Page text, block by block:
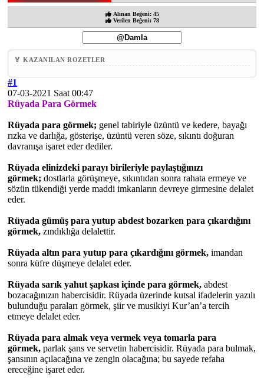
Alınan Beğeni: 45
Verilen Beğeni: 78
🏅 KAZANILAN ROZETLER
#1
07-03-2021 Saat 00:47
Rüyada Para Görmek
Rüyada para görmek; genel tabiriyle üzüntü ve kedere, bayağı
rızka ve darlığa, gösterişe, üzüntü veren söze, sıkıntı doğuran
davranışa işaret eder dediler.
Rüyada elinizdeki parayı birileriyle paylaştığınızı
görmek; dostlarla görüşmeye, sıkıntıdan sonra rahata ermeye ve
sözün tükendiği yerde maddi imkanların devreye girmesine delalet
eder.
Rüyada gümüş para yutup abdest bozarken para çıkardığını
görmek, zındıklığa delalettir.
Rüyada altın para yutup para çıkardığını görmek, imandan
sonra küfre düşmeye delalet eder.
Rüyada sarık yahut şapkası içinde para görmek, abdest
bozacağınızın habercisidir. Rüyada üzerinde kutsal ifadelerin yazılı
bulunduğu paraları görmek, şiir ve musikiyi Kur’an’a tercih
etmeye delalet eder.
Rüyada para almak veya vermek veya tomarla para
görmek, parlak şans ve servetin habercisidir. Rüyada para bulmak,
şansının açılacağına ve zengin olacağına; bu sayede refaha
ereceğine işaret eder.